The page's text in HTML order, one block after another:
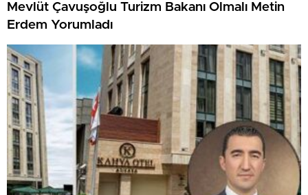
Mevlüt Çavuşoğlu Turizm Bakanı Olmalı Metin
Erdem Yorumladı